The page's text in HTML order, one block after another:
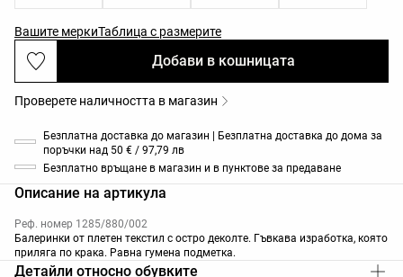
Вашите меркиТаблица с размерите
Добави в кошницата
Проверете наличността в магазин
Безплатна доставка до магазин | Безплатна доставка до дома за
поръчки над 50 € / 97,79 лв
Безплатно връщане в магазин и в пунктове за предаване
Описание на артикула
Реф. номер 1285/880/002
Балеринки от плетен текстил с остро деколте. Гъвкава изработка, която
приляга по крака. Равна гумена подметка.
Детайли относно обувките